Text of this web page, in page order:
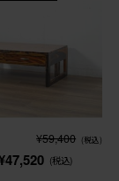
¥59,400 (税込)
(税込)